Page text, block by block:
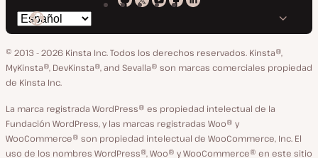
Kinsta
GitHub
Kinsta
X
Kinsta
YouTube
Kinsta
Facebook
Kinsta
LinkedIn
Cambiar
idioma
© 2013 - 2026 Kinsta Inc. Todos los derechos reservados. Kinsta®,
MyKinsta®, DevKinsta®, and Sevalla® son marcas comerciales propiedad
de Kinsta Inc.
La marca registrada WordPress® es propiedad intelectual de la
Fundación WordPress, y las marcas registradas Woo® y
WooCommerce® son propiedad intelectual de WooCommerce, Inc. El
uso de los nombres WordPress®, Woo® y WooCommerce® en este sitio